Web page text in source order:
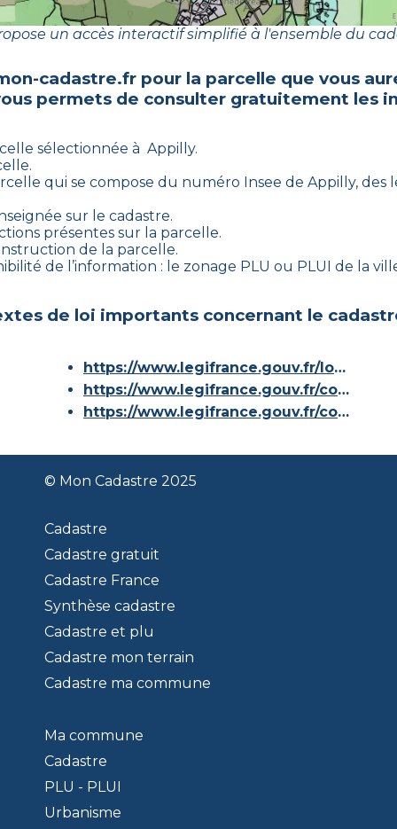
un accès interactif simplifié à l'ensemble du
cadastre.fr pour la parcelle que vous
permets de consulter gratuitement les
sélectionnée à Appilly.
qui se compose du numéro Insee de Appilly, des
sur le cadastre.
présentes sur la parcelle.
de la parcelle.
de l’information : le zonage PLU ou PLUI de la
de loi importants concernant le
https://www.legifrance.gouv.fr/loda/id/JORFTEXT000000686267/
https://www.legifrance.gouv.fr/codes/article_lc/LEGIARTI000036588629/
https://www.legifrance.gouv.fr/codes/id/LEGISCTA000006180153/
© Mon Cadastre 2025
Cadastre
Cadastre gratuit
Cadastre France
Synthèse cadastre
Cadastre et plu
Cadastre mon terrain
Cadastre ma commune
Ma commune
Cadastre
PLU - PLUI
Urbanisme